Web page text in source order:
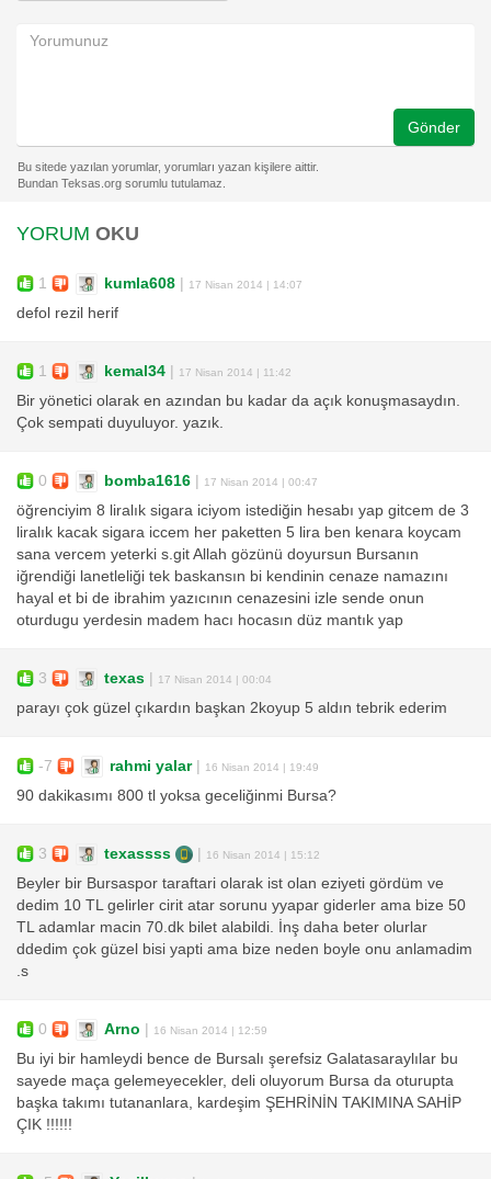
Gönder
YORUM OKU
1 kumla608 | 17 Nisan 2014 | 14:07
defol rezil herif
1 kemal34 | 17 Nisan 2014 | 11:42
Bir yönetici olarak en azından bu kadar da açık konuşmasaydın.
Çok sempati duyuluyor. yazık.
0 bomba1616 | 17 Nisan 2014 | 00:47
öğrenciyim 8 liralık sigara iciyom istediğin hesabı yap gitcem de 3
liralık kacak sigara iccem her paketten 5 lira ben kenara koycam
sana vercem yeterki s.git Allah gözünü doyursun Bursanın
iğrendiği lanetleliği tek baskansın bi kendinin cenaze namazını
hayal et bi de ibrahim yazıcının cenazesini izle sende onun
oturdugu yerdesin madem hacı hocasın düz mantık yap
3 texas | 17 Nisan 2014 | 00:04
parayı çok güzel çıkardın başkan 2koyup 5 aldın tebrik ederim
-7 rahmi yalar| 16 Nisan 2014 | 19:49
90 dakikasımı 800 tl yoksa geceliğinmi Bursa?
3 texassss | 16 Nisan 2014 | 15:12
Beyler bir Bursaspor taraftari olarak ist olan eziyeti gördüm ve
dedim 10 TL gelirler cirit atar sorunu yyapar giderler ama bize 50
TL adamlar macin 70.dk bilet alabildi. İnş daha beter olurlar
ddedim çok güzel bisi yapti ama bize neden boyle onu anlamadim
.s
0 Arno | 16 Nisan 2014 | 12:59
Bu iyi bir hamleydi bence de Bursalı şerefsiz Galatasaraylılar bu
sayede maça gelemeyecekler, deli oluyorum Bursa da oturupta
başka takımı tutananlara, kardeşim ŞEHRİNİN TAKIMINA SAHİP
ÇIK !!!!!!